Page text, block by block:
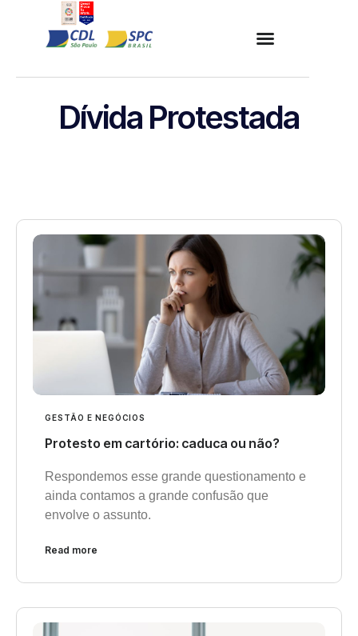
Dívida Protestada
GESTÃO E NEGÓCIOS
Protesto em cartório: caduca ou não?
Respondemos esse grande questionamento e
ainda contamos a grande confusão que
envolve o assunto.
Read more